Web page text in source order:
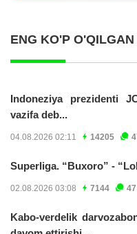
ENG KO'P
Indoneziya prezidenti
vazifa deb...
04.08.2026 02:11 14205
Superliga. “Buxoro” -
02.08.2026 03:08 7144 47
Kabo-verdelik